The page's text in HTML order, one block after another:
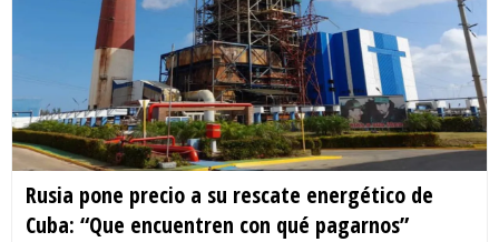
Rusia pone precio a su rescate energético de
Cuba: “Que encuentren con qué pagarnos”